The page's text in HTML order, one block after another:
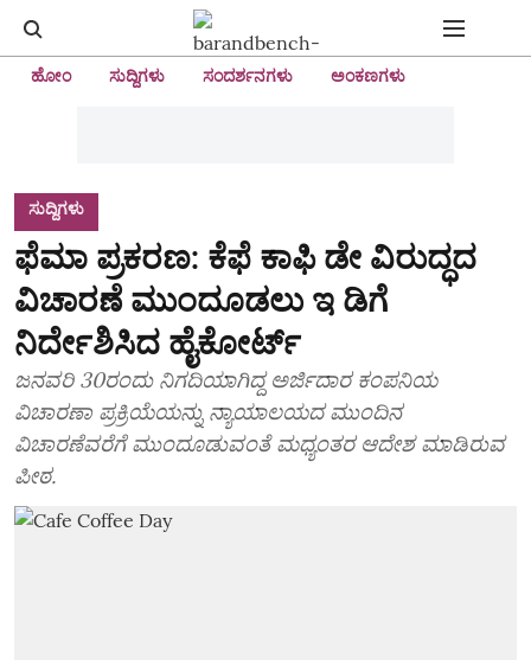
ಹೋಂ ಸುದ್ದಿಗಳು ಸಂದರ್ಶನಗಳು ಅಂಕಣಗಳು
ಸುದ್ದಿಗಳು
ಫೆಮಾ ಪ್ರಕರಣ: ಕೆಫೆ ಕಾಫಿ ಡೇ ವಿರುದ್ಧದ
ವಿಚಾರಣೆ ಮುಂದೂಡಲು ಇ ಡಿಗೆ
ನಿರ್ದೇಶಿಸಿದ ಹೈಕೋರ್ಟ್‌
ಜನವರಿ 30ರಂದು ನಿಗದಿಯಾಗಿದ್ದ ಅರ್ಜಿದಾರ ಕಂಪನಿಯ
ವಿಚಾರಣಾ ಪ್ರಕ್ರಿಯೆಯನ್ನು ನ್ಯಾಯಾಲಯದ ಮುಂದಿನ
ವಿಚಾರಣೆವರೆಗೆ ಮುಂದೂಡುವಂತೆ ಮಧ್ಯಂತರ ಆದೇಶ ಮಾಡಿರುವ
ಪೀಠ.